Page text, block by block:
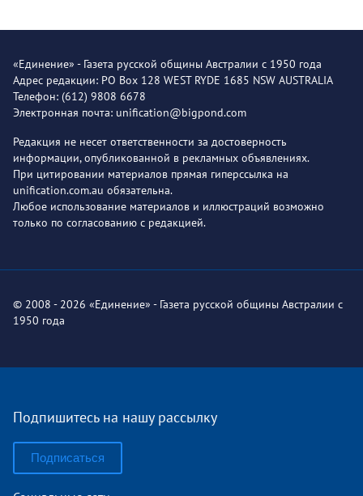
«Единение» - Газета русской общины Австралии с 1950 года
Адрес редакции: PO Box 128 WEST RYDE 1685 NSW AUSTRALIA
Телефон: (612) 9808 6678
Электронная почта: unification@bigpond.com
Редакция не несет ответственности за достоверность
информации, опубликованной в рекламных объявлениях.
При цитировании материалов прямая гиперссылка на
unification.com.au обязательна.
Любое использование материалов и иллюстраций возможно
только по согласованию с редакцией.
© 2008 - 2026 «Единение» - Газета русской общины Австралии с
1950 года
Подпишитесь на нашу рассылку
Подписаться